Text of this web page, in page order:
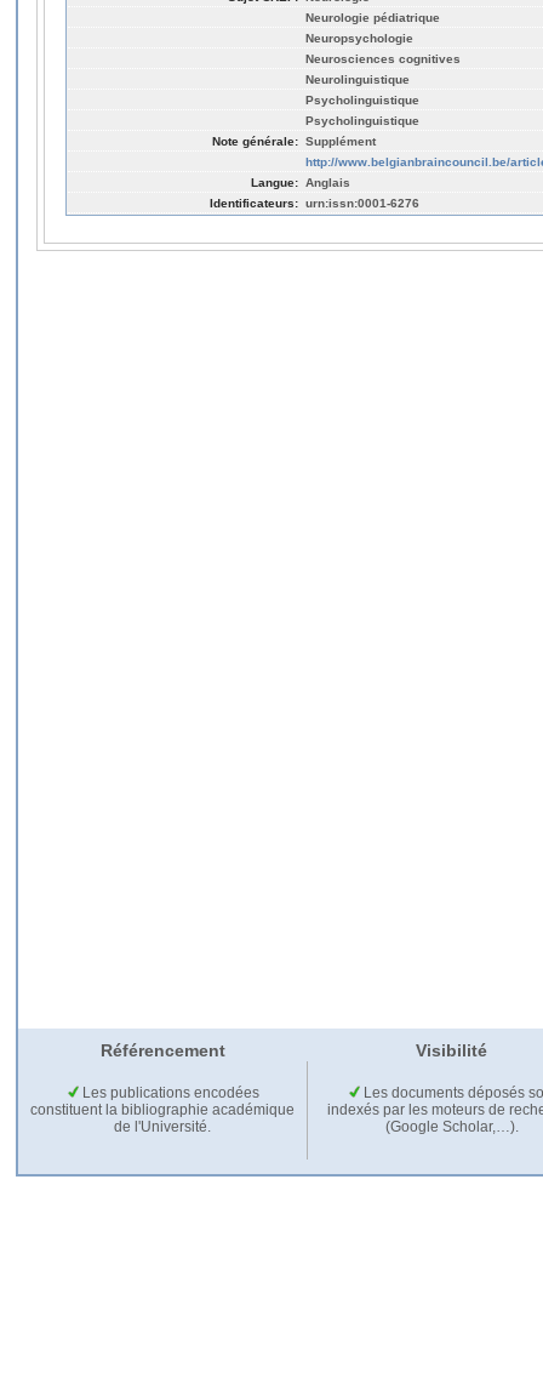
Neurologie pédiatrique
Neuropsychologie
Neurosciences cognitives
Neurolinguistique
Psycholinguistique
Psycholinguistique
Note générale: Supplément
http://www.belgianbraincouncil.be/
Langue: Anglais
Identificateurs: urn:issn:0001-6276
Référencement Visibilité
Les publications encodées
constituent la bibliographie académique
de l'Université.
Les documents déposés
indexés par les moteurs de
(Google Scholar,…).